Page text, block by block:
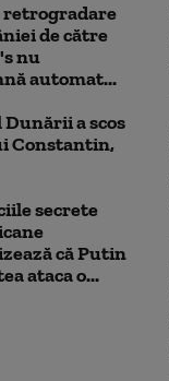
retrogradare
de către
nu
automat...
a scos
Constantin,
secrete
că Putin
ataca o...